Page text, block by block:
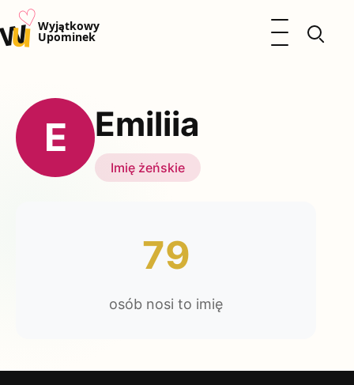
u♡Wyjątkowy
Upominek
Otwórz menu
Kalendarz Imienin
Okazje
Katalog prezentów
E Emiliia
Imię żeńskie
79
osób nosi to imię